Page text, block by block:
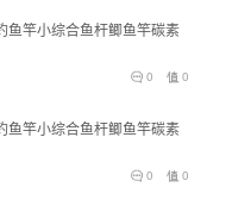
鱼竿小综合鱼杆鲫鱼竿碳素
0
0
鱼竿小综合鱼杆鲫鱼竿碳素
0
0